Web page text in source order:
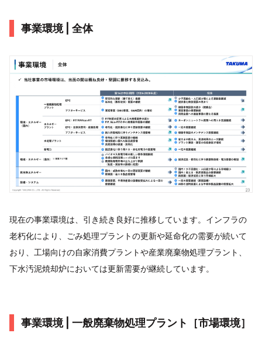
事業環境 | 全体
現在の事業環境は、引き続き良好に推移しています。インフラの
老朽化により、ごみ処理プラントの更新や延命化の需要が続いて
おり、工場向けの自家消費プラントや産業廃棄物処理プラント、
下水汚泥焼却炉においては更新需要が継続しています。
事業環境 | 一般廃棄物処理プラント［市場環境］